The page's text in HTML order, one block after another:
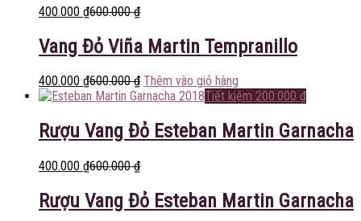
400.000 ₫600.000₫
Vang Đỏ Viña Martin Tempranillo
400.000 ₫600.000₫ Thêm vào giỏ hàng
Tiết kiệm 200.000 ₫
Rượu Vang Đỏ Esteban Martin Garnacha
400.000 ₫600.000₫
Rượu Vang Đỏ Esteban Martin Garnacha